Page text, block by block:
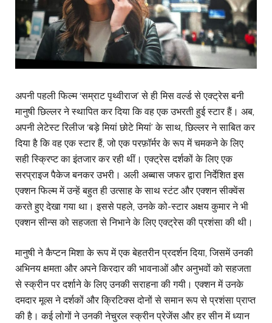
अपनी पहली फिल्म ‘सम्राट पृथ्वीराज’ से ही मिस वर्ल्ड से एक्ट्रेस बनी
मानुषी छिल्लर ने स्थापित कर दिया कि वह एक उभरती हुई स्टार हैं। अब,
अपनी लेटेस्ट रिलीज ‘बड़े मियां छोटे मियां’ के साथ, छिल्लर ने साबित कर
दिया है कि वह एक स्टार हैं, जो एक परफ़ॉर्मर के रूप में चमकने के लिए
सही स्क्रिप्ट का इंतजार कर रही थीं। एक्ट्रेस दर्शकों के लिए एक
सरप्राइज पैकेज बनकर उभरी। अली अब्बास जफर द्वारा निर्देशित इस
एक्शन फिल्म में उन्हें बहुत ही उत्साह के साथ स्टंट और एक्शन सीक्वेंस
करते हुए देखा गया था। इससे पहले, उनके को-स्टार अक्षय कुमार ने भी
एक्शन सीन्स को सहजता से निभाने के लिए एक्ट्रेस की प्रशंसा की थी।
मानुषी ने कैप्टन मिशा के रूप में एक बेहतरीन प्रदर्शन दिया, जिसमें उनकी
अभिनय क्षमता और अपने किरदार की भावनाओं और अनुभवों को सहजता
से स्क्रीन पर दर्शाने के लिए उनकी सराहना की गयी। एक्शन में उनके
दमदार मूव्स ने दर्शकों और क्रिटिक्स दोनों से समान रूप से प्रशंसा प्राप्त
की है। कई लोगों ने उनकी नेचुरल स्क्रीन प्रेजेंस और हर सीन में ध्यान